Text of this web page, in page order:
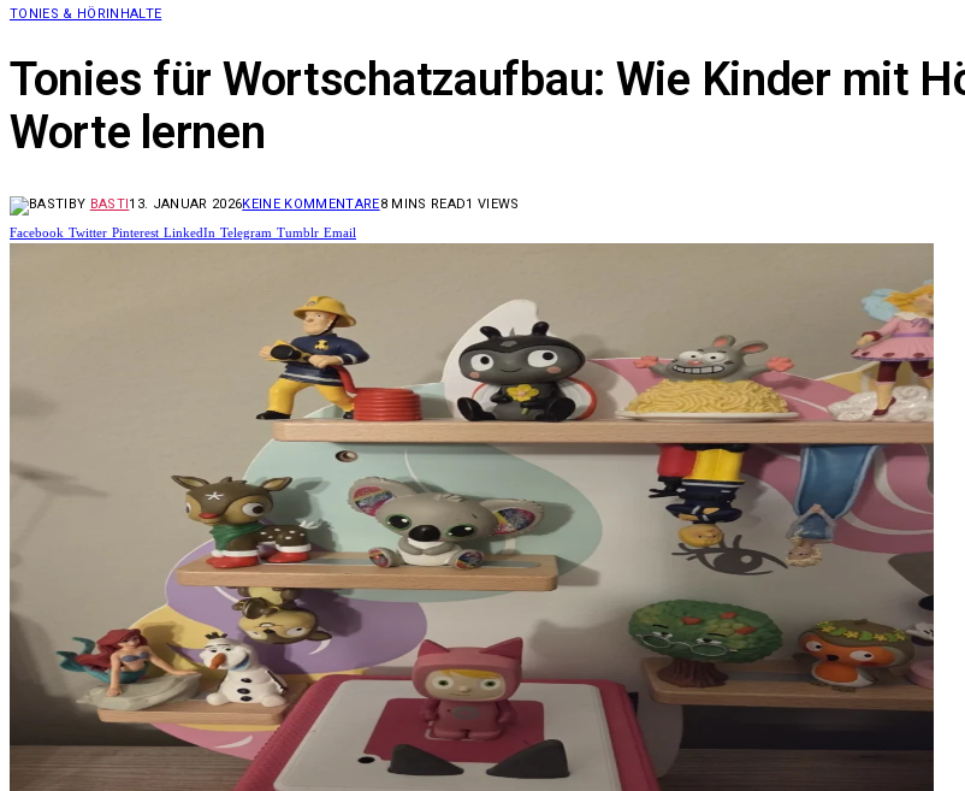
TONIES & HÖRINHALTE
Tonies für Wortschatzaufbau: Wie Kinder mit
Worte lernen
BY BASTI13. JANUAR 2026KEINE KOMMENTARE8 MINS READ1 VIEWS
Facebook Twitter Pinterest LinkedIn Telegram Tumblr Email